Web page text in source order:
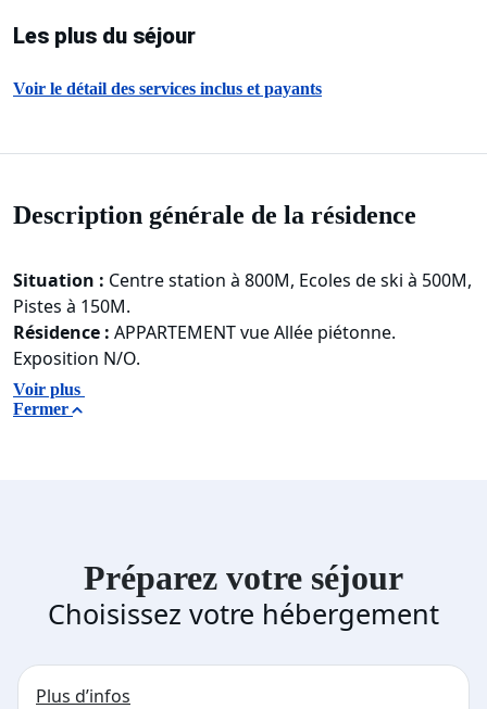
Les plus du séjour
Voir le détail des services inclus et payants
Description générale de la résidence
Situation : Centre station à 800M, Ecoles de ski à 500M,
Pistes à 150M.
Résidence : APPARTEMENT vue Allée piétonne.
Exposition N/O.
Voir plus
Fermer
Préparez votre séjour
Choisissez votre hébergement
Plus d’infos